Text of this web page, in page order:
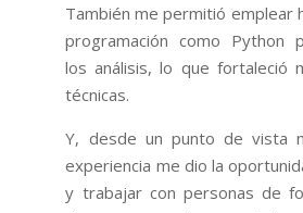
También me permitió emplear
programación como Python
los análisis, lo que fortaleció
técnicas.
Y, desde un punto de vista
experiencia me dio la
y trabajar con personas de